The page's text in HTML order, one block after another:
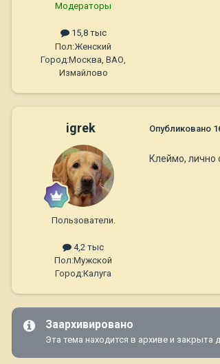
Модераторы
15,8 тыс
Пол:Женский
Город:Москва, ВАО,
Измайлово
igrek
Пользователи.
4,2 тыс
Пол:Мужской
Город:Калуга
Опубликовано
Клеймо, лично
Заархивировано
Эта тема находится в архиве и закрыта